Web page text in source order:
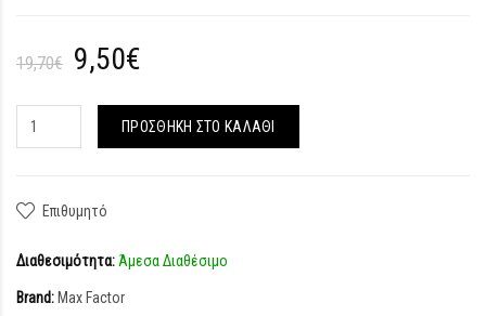
19,70€ 9,50€
ΠΡΟΣΘΉΚΗ ΣΤΟ ΚΑΛΆΘΙ
Επιθυμητό
Διαθεσιμότητα: Άμεσα Διαθέσιμο
Brand: Max Factor